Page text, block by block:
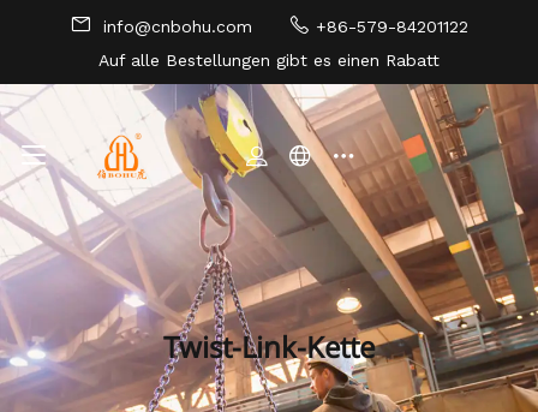
info@cnbohu.com
+86-579-84201122
Auf alle Bestellungen gibt es einen Rabatt
SEITENVERZEICHNIS
Twist-Link-Kette